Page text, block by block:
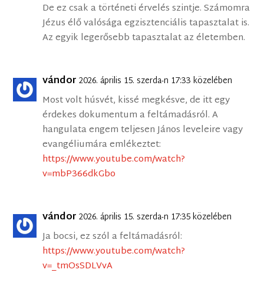
De ez csak a történeti érvelés szintje. Számomra
Jézus élő valósága egzisztenciális tapasztalat is.
Az egyik legerősebb tapasztalat az életemben.
vándor 2026. április 15. szerda-n 17:33 közelében
Most volt húsvét, kissé megkésve, de itt egy
érdekes dokumentum a feltámadásról. A
hangulata engem teljesen János leveleire vagy
evangéliumára emlékeztet:
https://www.youtube.com/watch?
v=mbP366dkGbo
vándor 2026. április 15. szerda-n 17:35 közelében
Ja bocsi, ez szól a feltámadásról:
https://www.youtube.com/watch?
v=_tmOsSDLVvA